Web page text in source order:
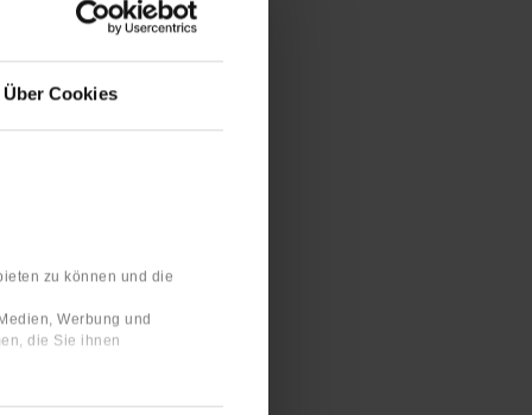
Über Cookies
zu können und die
Werbung und
die Sie ihnen